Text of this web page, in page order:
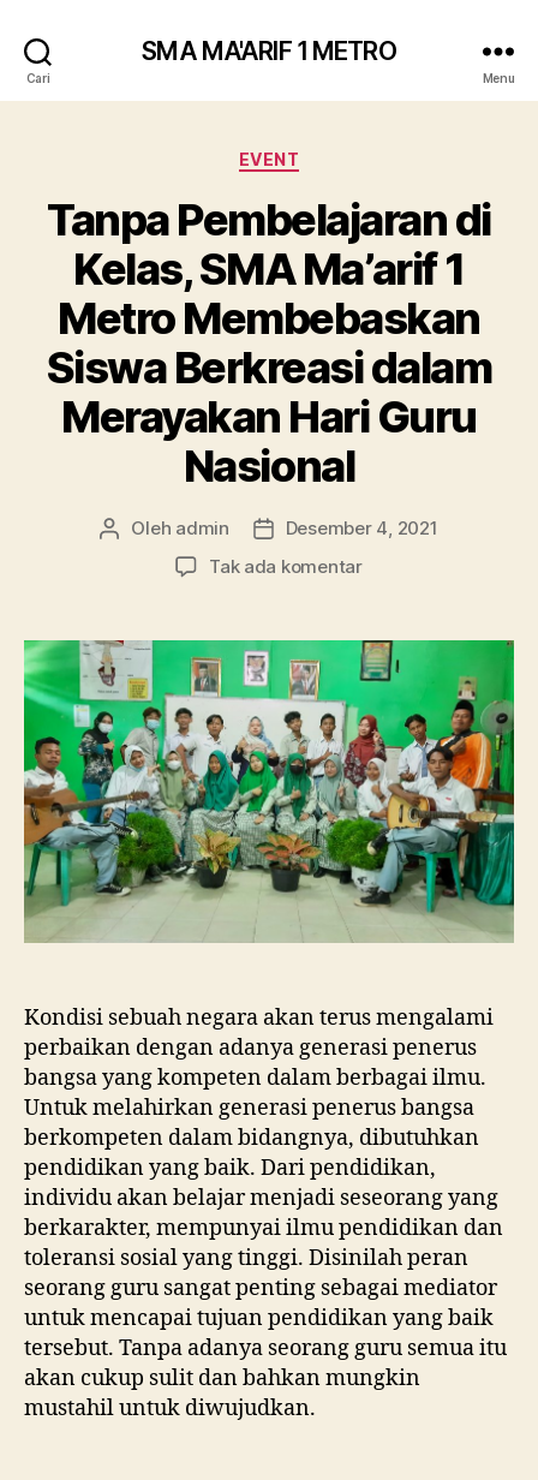
Cari
SMA MA'ARIF 1 METRO
Menu
Kategori
EVENT
Tanpa Pembelajaran di
Kelas, SMA Ma’arif 1
Metro Membebaskan
Siswa Berkreasi dalam
Merayakan Hari Guru
Nasional
Penulis
Oleh admin
Tanggal
artikel
Desember 4, 2021
Tak ada komentarpada
di
Kelas,
Ma’arif
1
Metro
Membebaskan
Siswa
Berkreasi
dalam
Merayakan
Kondisi sebuah negara akan terus mengalami
perbaikan dengan adanya generasi penerus
bangsa yang kompeten dalam berbagai ilmu.
Untuk melahirkan generasi penerus bangsa
berkompeten dalam bidangnya, dibutuhkan
pendidikan yang baik. Dari pendidikan,
individu akan belajar menjadi seseorang yang
berkarakter, mempunyai ilmu pendidikan dan
toleransi sosial yang tinggi. Disinilah peran
seorang guru sangat penting sebagai mediator
untuk mencapai tujuan pendidikan yang baik
tersebut. Tanpa adanya seorang guru semua itu
akan cukup sulit dan bahkan mungkin
mustahil untuk diwujudkan.